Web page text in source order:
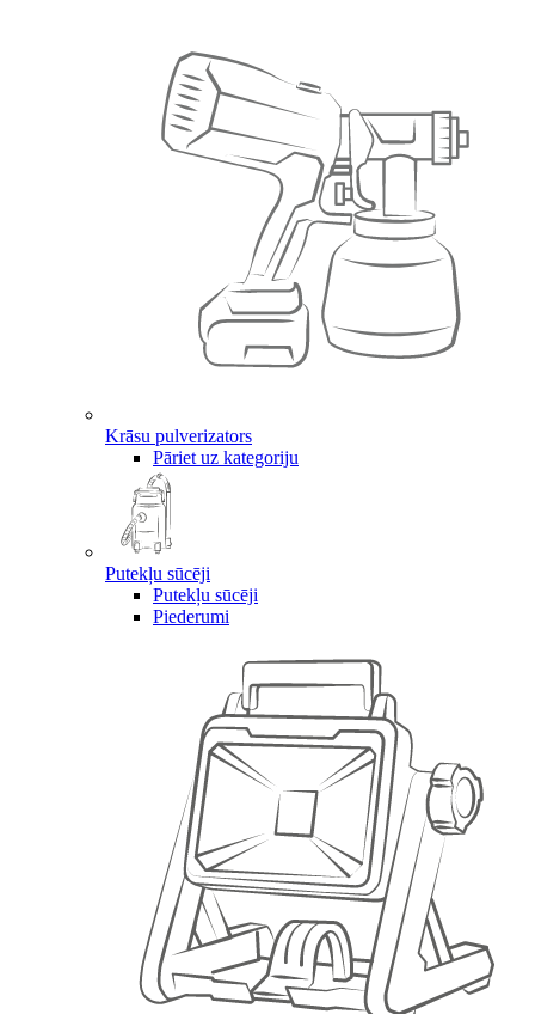
Krāsu pulverizators
Pāriet uz kategoriju
Putekļu sūcēji
Putekļu sūcēji
Piederumi